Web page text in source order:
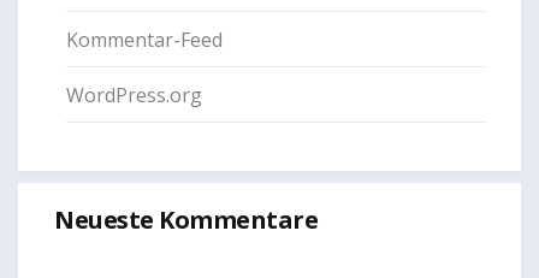
Kommentar-Feed
WordPress.org
Neueste Kommentare